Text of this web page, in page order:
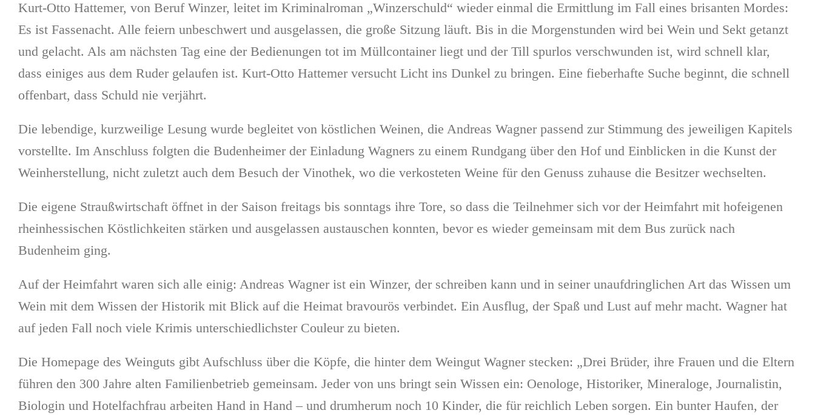
Kurt-Otto Hattemer, von Beruf Winzer, leitet im Kriminalroman „Winzerschuld“ wieder einmal die Ermittlung im Fall eines brisanten Mordes:
Es ist Fassenacht. Alle feiern unbeschwert und ausgelassen, die große Sitzung läuft. Bis in die Morgenstunden wird bei Wein und Sekt getanzt
und gelacht. Als am nächsten Tag eine der Bedienungen tot im Müllcontainer liegt und der Till spurlos verschwunden ist, wird schnell klar,
dass einiges aus dem Ruder gelaufen ist. Kurt-Otto Hattemer versucht Licht ins Dunkel zu bringen. Eine fieberhafte Suche beginnt, die schnell
offenbart, dass Schuld nie verjährt.
Die lebendige, kurzweilige Lesung wurde begleitet von köstlichen Weinen, die Andreas Wagner passend zur Stimmung des jeweiligen Kapitels
vorstellte. Im Anschluss folgten die Budenheimer der Einladung Wagners zu einem Rundgang über den Hof und Einblicken in die Kunst der
Weinherstellung, nicht zuletzt auch dem Besuch der Vinothek, wo die verkosteten Weine für den Genuss zuhause die Besitzer wechselten.
Die eigene Straußwirtschaft öffnet in der Saison freitags bis sonntags ihre Tore, so dass die Teilnehmer sich vor der Heimfahrt mit hofeigenen
rheinhessischen Köstlichkeiten stärken und ausgelassen austauschen konnten, bevor es wieder gemeinsam mit dem Bus zurück nach
Budenheim ging.
Auf der Heimfahrt waren sich alle einig: Andreas Wagner ist ein Winzer, der schreiben kann und in seiner unaufdringlichen Art das Wissen um
Wein mit dem Wissen der Historik mit Blick auf die Heimat bravourös verbindet. Ein Ausflug, der Spaß und Lust auf mehr macht. Wagner hat
auf jeden Fall noch viele Krimis unterschiedlichster Couleur zu bieten.
Die Homepage des Weinguts gibt Aufschluss über die Köpfe, die hinter dem Weingut Wagner stecken: „Drei Brüder, ihre Frauen und die Eltern
führen den 300 Jahre alten Familienbetrieb gemeinsam. Jeder von uns bringt sein Wissen ein: Oenologe, Historiker, Mineraloge, Journalistin,
Biologin und Hotelfachfrau arbeiten Hand in Hand – und drumherum noch 10 Kinder, die für reichlich Leben sorgen. Ein bunter Haufen, der